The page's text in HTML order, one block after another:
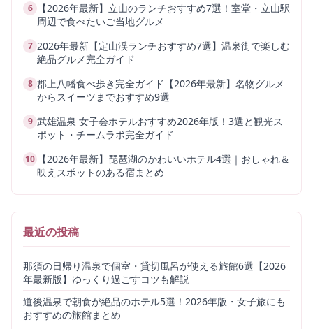
6
【2026年最新】立山のランチおすすめ7選！室堂・立山駅
周辺で食べたいご当地グルメ
7 2026年最新【定山渓ランチおすすめ7選】温泉街で楽しむ
絶品グルメ完全ガイド
8 郡上八幡食べ歩き完全ガイド【2026年最新】名物グルメ
からスイーツまでおすすめ9選
9 武雄温泉 女子会ホテルおすすめ2026年版！3選と観光ス
ポット・チームラボ完全ガイド
10
【2026年最新】琵琶湖のかわいいホテル4選｜おしゃれ＆
映えスポットのある宿まとめ
最近の投稿
那須の日帰り温泉で個室・貸切風呂が使える旅館6選【2026
年最新版】ゆっくり過ごすコツも解説
道後温泉で朝食が絶品のホテル5選！2026年版・女子旅にも
おすすめの旅館まとめ